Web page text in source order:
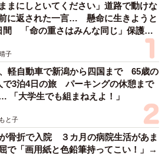
3/7
頼むと、年間36万～60万円くらい費用が上
の教育環境を与えてあげた
金に糸目を付けない
万円を超える場合もあるようで
"投資"をしてでも子どもに中学受験
なくないといいます。このような
ままにしといてください」道路で動けな
に返された一言… 懸命に生きようと
間 「命の重さはみんな同じ」保護団
子
軽自動車で新潟から四国まで 65歳の
で3泊4日の旅 パーキングの休憩まで
「大学生でも組まねえよ！」
と子
骨折で入院 ３カ月の病院生活があま
で「画用紙と色鉛筆持ってこい！」→